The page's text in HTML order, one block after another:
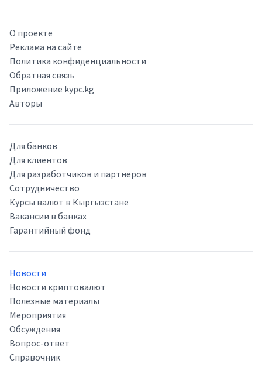
О проекте
Реклама на сайте
Политика конфиденциальности
Обратная связь
Приложение kypc.kg
Авторы
Для банков
Для клиентов
Для разработчиков и партнёров
Сотрудничество
Курсы валют в Кыргызстане
Вакансии в банках
Гарантийный фонд
Новости
Новости криптовалют
Полезные материалы
Мероприятия
Обсуждения
Вопрос-ответ
Справочник